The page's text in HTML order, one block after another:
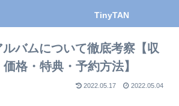
TinyTAN
バムについて徹底考察【収
格・特典・予約方法】
2022.05.17 2022.05.04